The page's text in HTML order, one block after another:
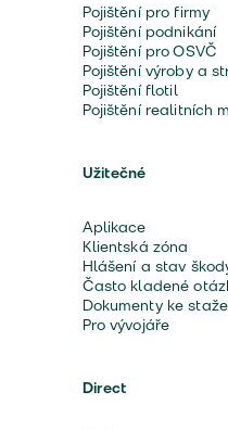
Pojištění pro firmy
Pojištění podnikání
Pojištění pro OSVČ
Pojištění výroby a
Pojištění flotil
Pojištění realitních
Užitečné
Aplikace
Klientská zóna
Hlášení a stav
Často kladené
Dokumenty ke
Pro vývojáře
Direct